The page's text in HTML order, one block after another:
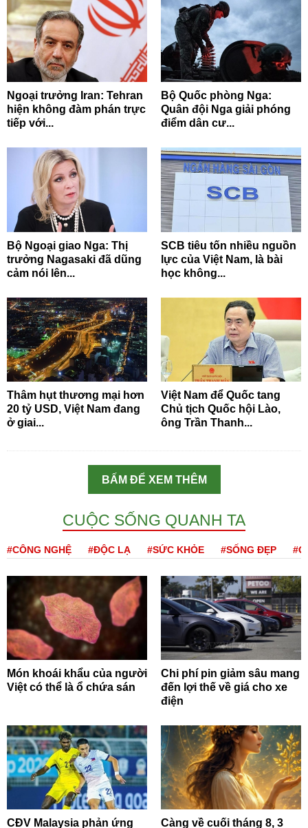
Ngoại trưởng Iran: Tehran
hiện không đàm phán trực
tiếp với...
Bộ Quốc phòng Nga:
Quân đội Nga giải phóng
điểm dân cư...
Bộ Ngoại giao Nga: Thị
trưởng Nagasaki đã dũng
cảm nói lên...
SCB tiêu tốn nhiều nguồn
lực của Việt Nam, là bài
học không...
Thâm hụt thương mại hơn
20 tỷ USD, Việt Nam đang
ở giai...
Việt Nam để Quốc tang
Chủ tịch Quốc hội Lào,
ông Trần Thanh...
BẤM ĐỂ XEM THÊM
CUỘC SỐNG QUANH TA
#CÔNG NGHỆ #ĐỘC LẠ #SỨC KHỎE #SỐNG ĐẸP
Món khoái khẩu của người
Việt có thể là ổ chứa sán
Chi phí pin giảm sâu mang
đến lợi thế về giá cho xe
điện
CĐV Malaysia phản ứng Càng về cuối tháng 8, 3